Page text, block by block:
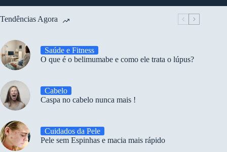
Tendências Agora
Saúde e Fitness
O que é o belimumabe e como ele trata o lúpus?
Cabelo
Caspa no cabelo nunca mais !
Cuidados da Pele
Pele sem Espinhas e macia mais rápido